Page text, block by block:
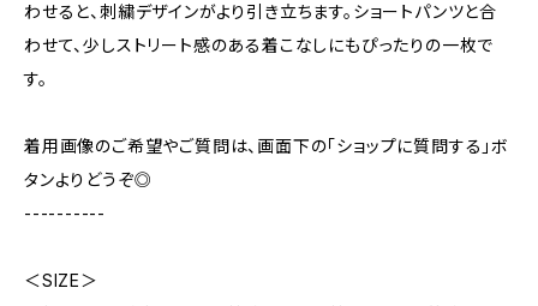
わせると、刺繍デザインがより引き立ちます。ショートパンツと合
わせて、少しストリート感のある着こなしにもぴったりの一枚で
す。
着用画像のご希望やご質問は、画面下の「ショップに質問する」ボ
タンよりどうぞ◎
----------
＜SIZE＞